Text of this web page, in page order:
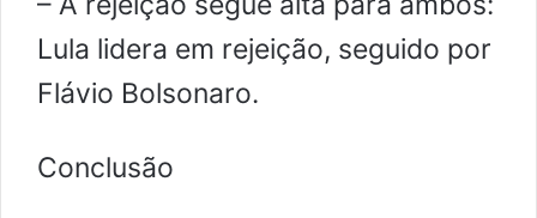
Lula lidera em rejeição, seguido por
Flávio Bolsonaro.
Conclusão